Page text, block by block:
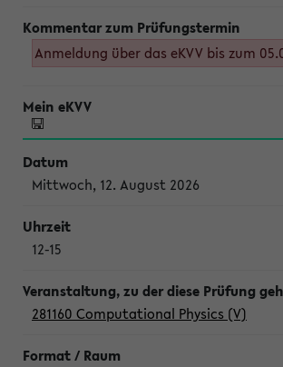
Anmeldung über das eKVV bis zum
Mittwoch, 12. August 2026
12-15
281160 Computational Physics (V)